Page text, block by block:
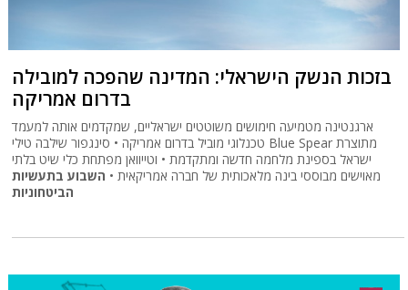
בזכות הנשק הישראלי: המדינה שהפכה למובילה
בדרום אמריקה
ארגנטינה מטמיעה חימושים משוטטים ישראליים, שמקדמים אותה למעמד
טכנלוגי מוביל בדרום אמריקה • סינגפור שילבה טילי Blue Spear מתוצרת
ישראל בספינת מלחמה חדשה ומתקדמת • וטייוואן מפתחת כלי שיט בלתי
מאוישים מבוססי בינה מלאכותית של חברה אמריקאית • השבוע בתעשיות
הביטחוניות